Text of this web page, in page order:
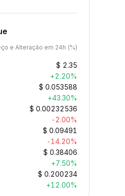
e Alteração em 24h (%)
$ 2.35
+2.20%
$ 0.053588
+43.30%
$ 0.00232536
-2.00%
$ 0.09491
-14.20%
$ 0.38406
+7.50%
$ 0.200234
+12.00%